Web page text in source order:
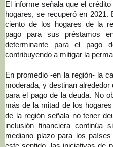
El informeseñala que el
hogares, se recuperó en 2021.
ciento de los hogares de la
pago para sus préstamos
determinante para el pago
contribuyendo a mitigar la
En promedio -en la región- la
moderada, y destinan
para el pago de la deuda. No
más de la mitad de los
de la región señala no tener
inclusión financiera continúa
mediano plazo para los